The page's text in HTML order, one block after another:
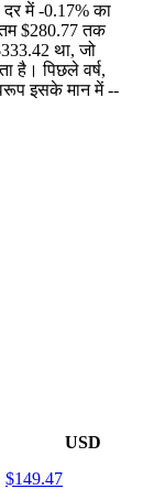
दर में-0.17%का
$280.77 तक
था, जो
है। पिछले वर्ष,
इसके मान में--
USD
$149.47